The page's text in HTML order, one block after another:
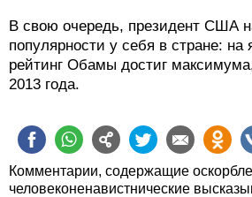
В свою очередь, президент США
популярности у себя в стране: на
рейтинг Обамы достиг
2013 года.
Комментарии, содержащие
человеконенавистнические